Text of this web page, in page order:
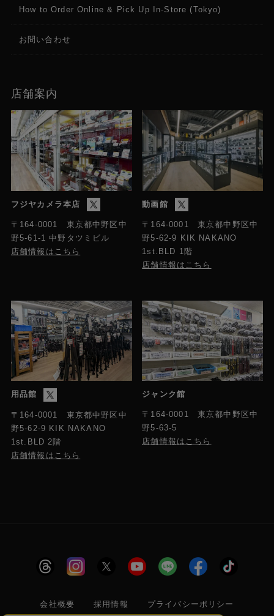
コライザー、ディレイ、オート・ミキシング
ンプレッサー／リミッター、15 バンド GEQ、ディレ
How to Order Online & Pick Up In-Store (Tokyo)
お問い合わせ
店舗案内
フジヤカメラ本店
〒164-0001 東京都中野区中
野5-61-1 中野タツミビル
店舗情報はこちら
動画館
〒164-0001 東京都中野区中
野5-62-9 KIK NAKANO
1st.BLD 1階
店舗情報はこちら
用品館
〒164-0001 東京都中野区中
野5-62-9 KIK NAKANO
1st.BLD 2階
店舗情報はこちら
ジャンク館
〒164-0001 東京都中野区中
野5-63-5
店舗情報はこちら
会社概要 採用情報 プライバシーポリシー